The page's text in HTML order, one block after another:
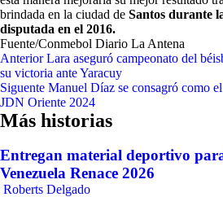
brindada en la ciudad de Santos durante
disputada en el 2016.
Fuente/Conmebol Diario La Antena
Navegación
de
entradas
AnteriorLara aseguró campeonato del
su victoria ante Yaracuy
Siguente Manuel Díaz se consagró como
JDN Oriente 2024
Más historias
Entregan material deportivo
Venezuela Renace 2026
Roberts Delgado